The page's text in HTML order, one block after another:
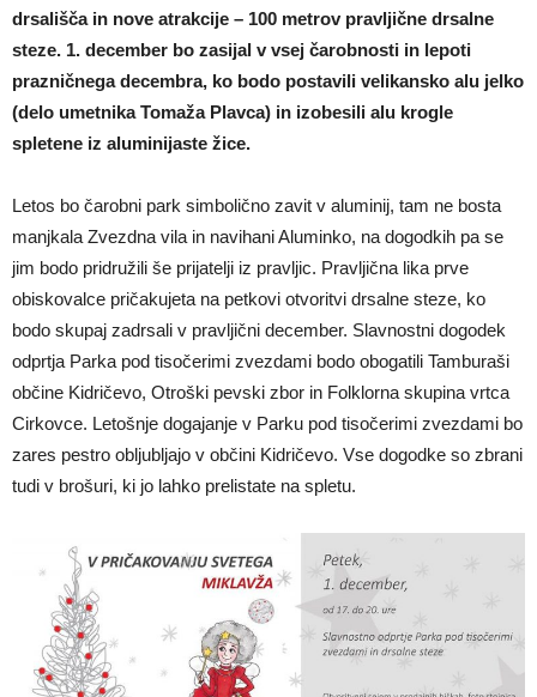
drsališča in nove atrakcije – 100 metrov pravljične drsalne
steze. 1. december bo zasijal v vsej čarobnosti in lepoti
prazničnega decembra, ko bodo postavili velikansko alu jelko
(delo umetnika Tomaža Plavca) in izobesili alu krogle
spletene iz aluminijaste žice.
Letos bo čarobni park simbolično zavit v aluminij, tam ne bosta
manjkala Zvezdna vila in navihani Aluminko, na dogodkih pa se
jim bodo pridružili še prijatelji iz pravljic. Pravljična lika prve
obiskovalce pričakujeta na petkovi otvoritvi drsalne steze, ko
bodo skupaj zadrsali v pravljični december. Slavnostni dogodek
odprtja Parka pod tisočerimi zvezdami bodo obogatili Tamburaši
občine Kidričevo, Otroški pevski zbor in Folklorna skupina vrtca
Cirkovce. Letošnje dogajanje v Parku pod tisočerimi zvezdami bo
zares pestro obljubljajo v občini Kidričevo. Vse dogodke so zbrani
tudi v brošuri, ki jo lahko prelistate na spletu.